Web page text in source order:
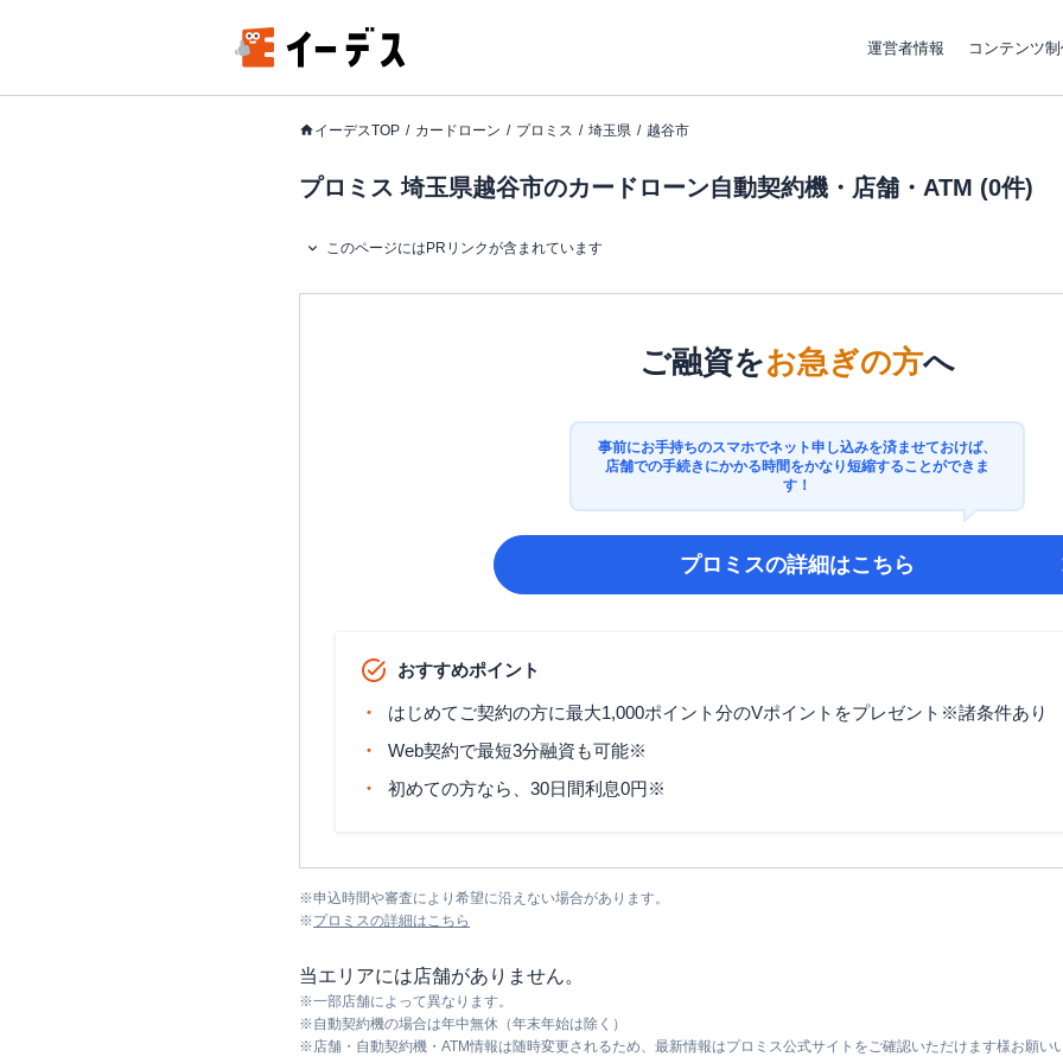
運営者情報 コンテンツ
イーデスTOP カードローン プロミス 埼玉県 越谷市
プロミス 埼玉県越谷市のカードローン自動契約機・店舗・ATM (0件)
このページにはPRリンクが含まれています
ご融資をお急ぎの方へ
事前にお手持ちのスマホでネット申し込みを済ませておけば、
店舗での手続きにかかる時間をかなり短縮することができま
す！
プロミスの詳細はこちら
おすすめポイント
はじめてご契約の方に最大1,000ポイント分のVポイントをプレゼント※諸条件あり
Web契約で最短3分融資も可能※
初めての方なら、30日間利息0円※
※申込時間や審査により希望に沿えない場合があります。
※プロミスの詳細はこちら
当エリアには店舗がありません。
※一部店舗によって異なります。
※自動契約機の場合は年中無休（年末年始は除く）
※店舗・自動契約機・ATM情報は随時変更されるため、最新情報はプロミス公式サイトをご確認いただけます様お願い